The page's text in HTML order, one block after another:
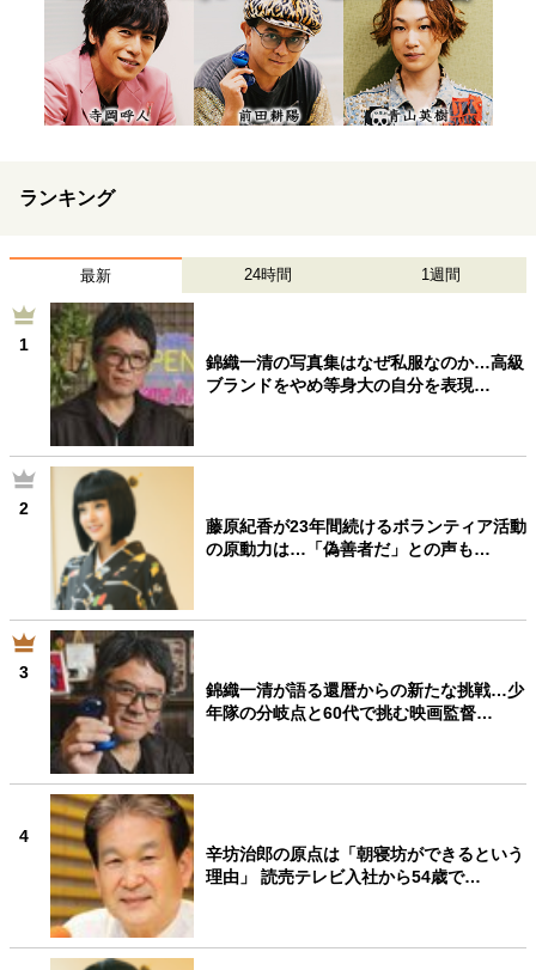
ランキング
最新 24時間 1週間
1
錦織一清の写真集はなぜ私服なのか…高級
ブランドをやめ等身大の自分を表現…
2
藤原紀香が23年間続けるボランティア活動
の原動力は…「偽善者だ」との声も…
3
錦織一清が語る還暦からの新たな挑戦…少
年隊の分岐点と60代で挑む映画監督…
4
辛坊治郎の原点は「朝寝坊ができるという
理由」 読売テレビ入社から54歳で…